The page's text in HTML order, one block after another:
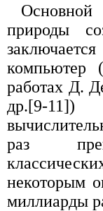
Основной
природы
компьютер
работах Д.
др.[9-11])
раз
некоторым
миллиарды